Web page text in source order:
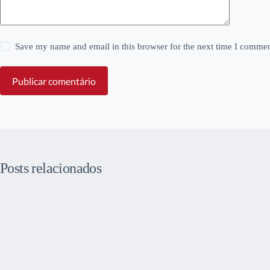
Save my name and email in this browser for the next time I
Publicar comentário
Posts relacionados